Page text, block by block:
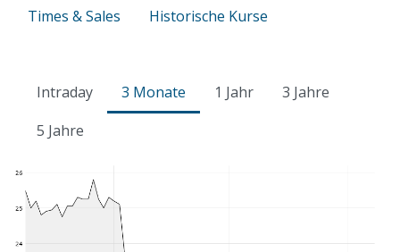
Times & Sales
Historische Kurse
Intraday 3 Monate 1 Jahr
3 Jahre
5 Jahre